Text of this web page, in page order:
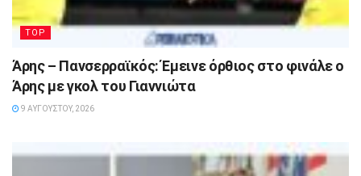
TOP
Άρης – Πανσερραϊκός: Έμεινε όρθιος στο φινάλε ο
Άρης με γκολ του Γιαννιώτα
9 ΑΥΓΟΎΣΤΟΥ, 2026